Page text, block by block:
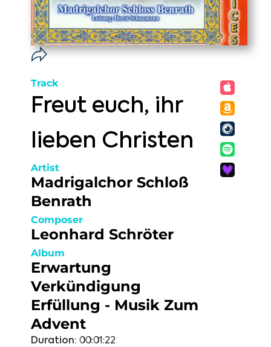
Track
Freut euch, ihr
lieben Christen
Artist
Madrigalchor Schloß
Benrath
Composer
Leonhard Schröter
Album
Erwartung
Verkündigung
Erfüllung - Musik Zum
Advent
Duration: 00:01:22